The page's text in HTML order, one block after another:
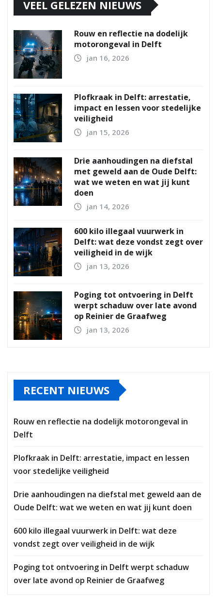
VEEL GELEZEN NIEUWS
Rouw en reflectie na dodelijk
motorongeval in Delft
jan 16, 2026
Plofkraak in Delft: arrestatie,
impact en lessen voor stedelijke
veiligheid
jan 15, 2026
Drie aanhoudingen na diefstal
met geweld aan de Oude Delft:
wat we weten en wat jij kunt
doen
jan 14, 2026
600 kilo illegaal vuurwerk in
Delft: wat deze vondst zegt over
veiligheid in de wijk
jan 13, 2026
Poging tot ontvoering in Delft
werpt schaduw over late avond
op Reinier de Graafweg
jan 13, 2026
RECENT NIEUWS
Rouw en reflectie na dodelijk motorongeval in
Delft
Plofkraak in Delft: arrestatie, impact en lessen
voor stedelijke veiligheid
Drie aanhoudingen na diefstal met geweld aan de
Oude Delft: wat we weten en wat jij kunt doen
600 kilo illegaal vuurwerk in Delft: wat deze
vondst zegt over veiligheid in de wijk
Poging tot ontvoering in Delft werpt schaduw
over late avond op Reinier de Graafweg